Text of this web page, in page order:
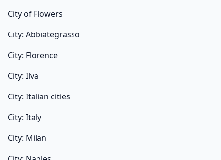
City of Flowers
City: Abbiategrasso
City: Florence
City: Ilva
City: Italian cities
City: Italy
City: Milan